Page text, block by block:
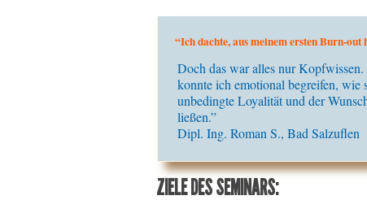
“Ich dachte, aus meinem ersten Burn-out
Doch das war alles nur
konnte ich emotional begreifen, wie
unbedingte Loyalität und der
ließen.”
Dipl. Ing. Roman S., Bad Salzuflen
ZIELE DES SEMINARS: